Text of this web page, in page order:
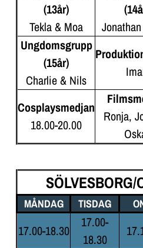
(13år)
Tekla & Moa
Ungdomsgrupp
(15år)
Charlie & Nils
Cosplaysmedjan
18.00-20.00
Ronja,
SÖLVESBORG/
MÅNDAG TISDAG
17.00-18.30
17.00-
18.30